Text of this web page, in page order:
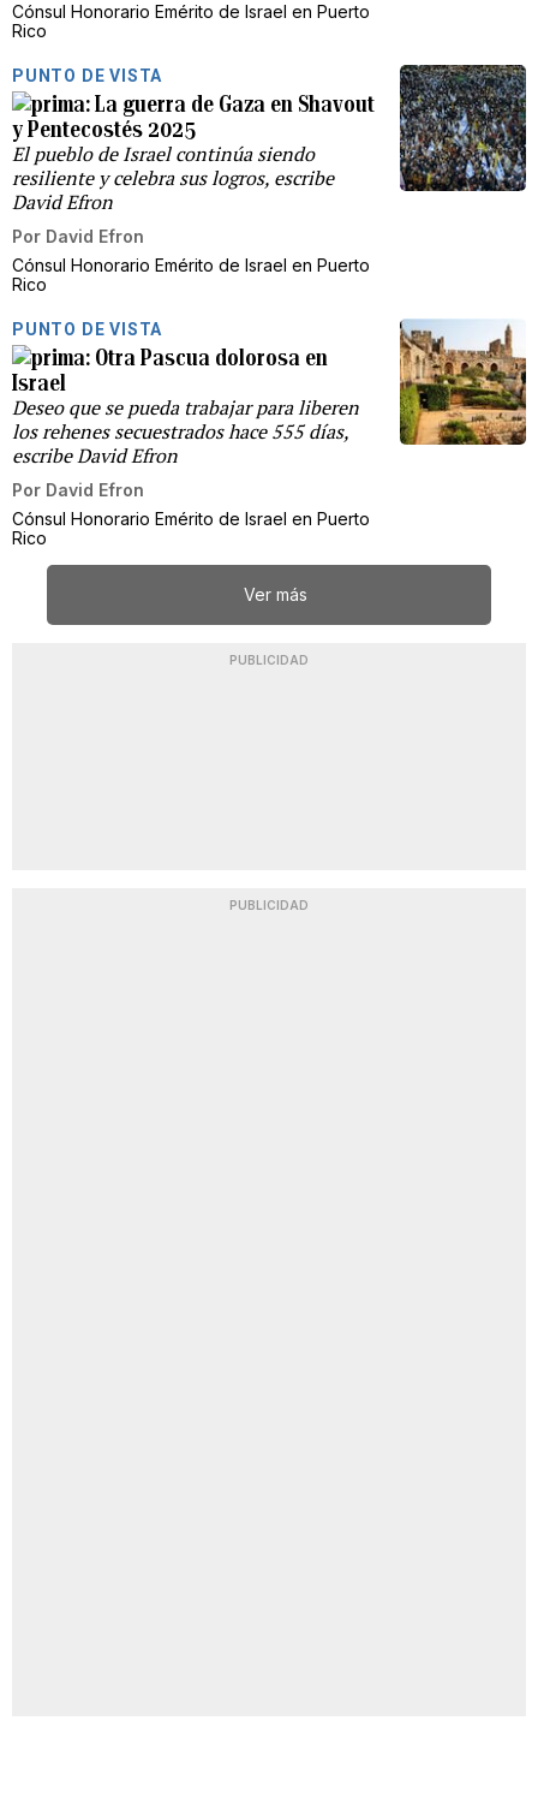
Cónsul Honorario Emérito de Israel en Puerto
Rico
PUNTO DE VISTA
La guerra de Gaza en Shavout
y Pentecostés 2025
El pueblo de Israel continúa siendo
resiliente y celebra sus logros, escribe
David Efron
Por David Efron
Cónsul Honorario Emérito de Israel en Puerto
Rico
PUNTO DE VISTA
Otra Pascua dolorosa en
Israel
Deseo que se pueda trabajar para liberen
los rehenes secuestrados hace 555 días,
escribe David Efron
Por David Efron
Cónsul Honorario Emérito de Israel en Puerto
Rico
Ver más
PUBLICIDAD
PUBLICIDAD